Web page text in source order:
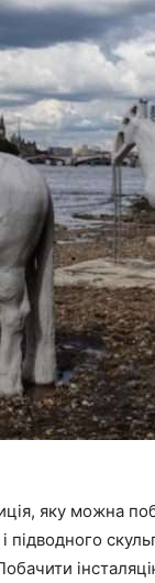
яку можна
підводного